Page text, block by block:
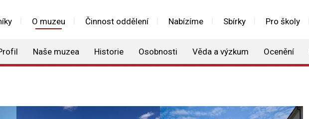
O muzeu Činnost oddělení Nabízíme Sbírky Pro školy
Naše muzea Historie Osobnosti Věda a výzkum Ocenění